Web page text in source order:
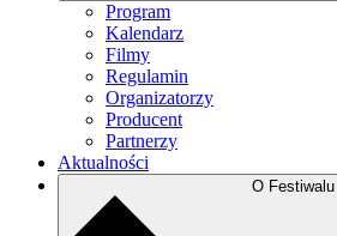
Program
Kalendarz
Filmy
Regulamin
Organizatorzy
Producent
Partnerzy
Aktualności
O Festiwalu